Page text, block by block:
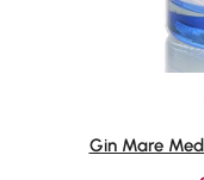
Durchschnittliche
Gin Mare